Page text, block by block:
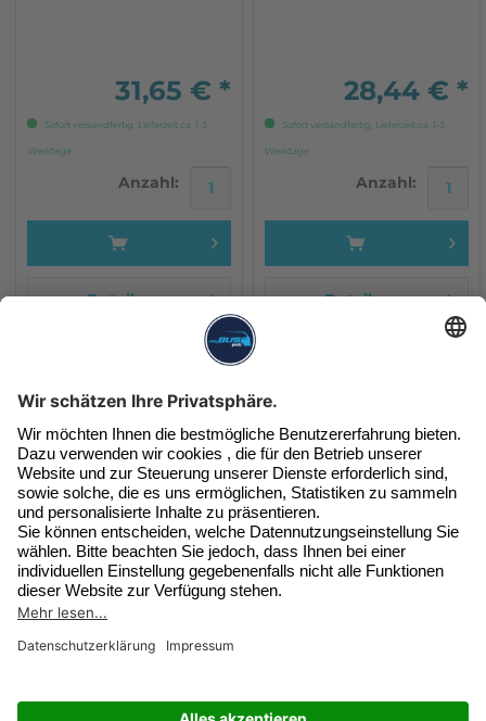
31,65 € *
Sofort versandfertig, Lieferzeit ca. 1-3
Werktage
Anzahl:
Details
28,44 € *
Sofort versandfertig, Lieferzeit ca. 1-3
Werktage
Anzahl:
Details
Unser Newsletter
Exklusive Angebote & Infos
Jetzt beim Newsletter anmelden
SERVICE HOTLINE
SHOP SERVICE